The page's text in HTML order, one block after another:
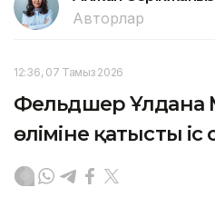
Авторлар
12:36, 07 Тамыз 2026
Фельдшер Ұлдана
өліміне қатысты